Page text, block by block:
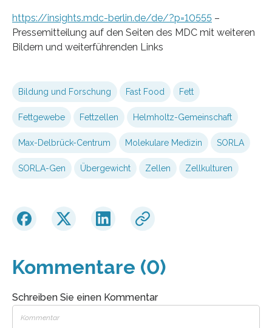
https://insights.mdc-berlin.de/de/?p=10555 –
Pressemitteilung auf den Seiten des MDC mit weiteren
Bildern und weiterführenden Links
Bildung und Forschung Fast Food Fett
Fettgewebe Fettzellen Helmholtz-Gemeinschaft
Max-Delbrück-Centrum Molekulare Medizin SORLA
SORLA-Gen Übergewicht Zellen Zellkulturen
Kommentare (0)
Schreiben Sie einen Kommentar